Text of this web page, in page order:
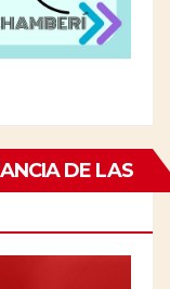
DE LAS